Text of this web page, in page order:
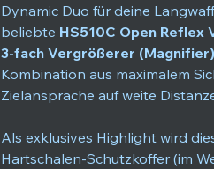
Dynamic Duo für deine
beliebte HS510C Open Reflex
3-fach Vergrößerer (Magnifier)
Kombination aus maximalem
Zielansprache auf weite
Als exklusives Highlight wird
Hartschalen-Schutzkoffer (im